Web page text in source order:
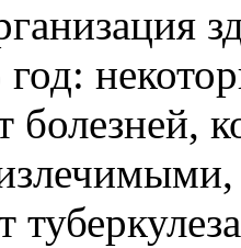
год:
болезней,